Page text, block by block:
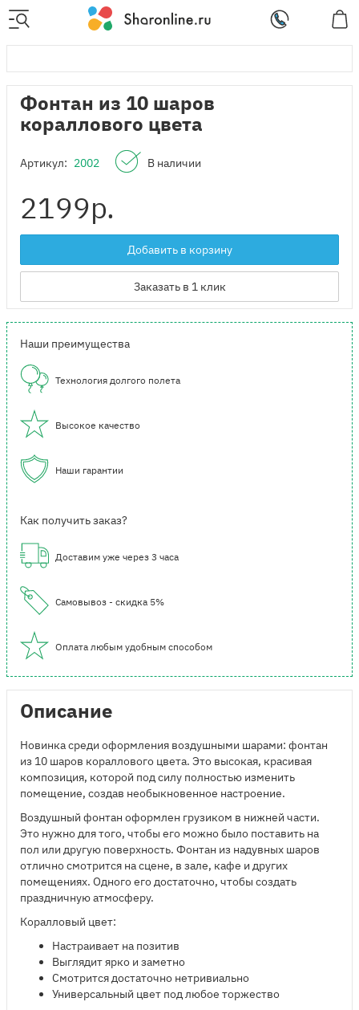
Фонтан из 10 шаров
кораллового цвета
Артикул: 2002 В наличии
2199р.
Добавить в корзину
Заказать в 1 клик
Наши преимущества
Технология долгого полета
Высокое качество
Наши гарантии
Как получить заказ?
Доставим уже через 3 часа
Самовывоз - скидка 5%
Оплата любым удобным способом
Описание
Новинка среди оформления воздушными шарами: фонтан
из 10 шаров кораллового цвета. Это высокая, красивая
композиция, которой под силу полностью изменить
помещение, создав необыкновенное настроение.
Воздушный фонтан оформлен грузиком в нижней части.
Это нужно для того, чтобы его можно было поставить на
пол или другую поверхность. Фонтан из надувных шаров
отлично смотрится на сцене, в зале, кафе и других
помещениях. Одного его достаточно, чтобы создать
праздничную атмосферу.
Коралловый цвет:
Настраивает на позитив
Выглядит ярко и заметно
Смотрится достаточно нетривиально
Универсальный цвет под любое торжество